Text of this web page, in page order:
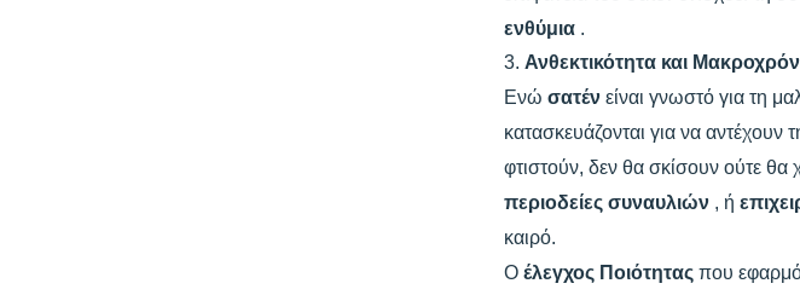
ενθύμια .
3. Ανθεκτικότητα και
Ενώ σατέν είναι γνωστό για τη
κατασκευάζονται για να
φτιστούν, δεν θα σκίσουν ούτε θα
περιοδείες συναυλιών , ή
καιρό.
Ο έλεγχος Ποιότητας που